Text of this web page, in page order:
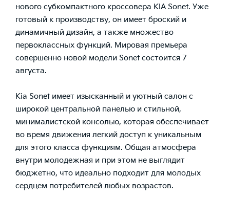
нового субкомпактного кроссовера KIA Sonet. Уже
готовый к производству, он имеет броский и
динамичный дизайн, а также множество
первоклассных функций. Мировая премьера
совершенно новой модели Sonet состоится 7
августа.
Kia Sonet имеет изысканный и уютный салон с
широкой центральной панелью и стильной,
минималистской консолью, которая обеспечивает
во время движения легкий доступ к уникальным
для этого класса функциям. Общая атмосфера
внутри молодежная и при этом не выглядит
бюджетно, что идеально подходит для молодых
сердцем потребителей любых возрастов.